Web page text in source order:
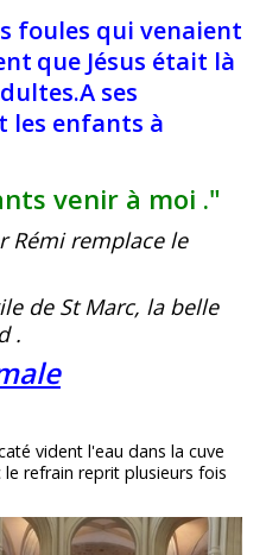
foules qui venaient
que Jésus était là
A ses
les enfants à
venir à moi ."
Rémi remplace le
de St Marc, la belle
.
vident l'eau dans la cuve
refrain reprit plusieurs fois